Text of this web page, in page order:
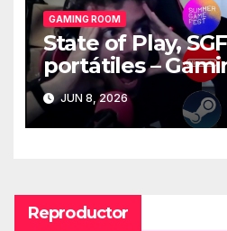
GAMING ROOM
State of Play,
portátiles –
#128
JUN 8, 2026
Reproductor